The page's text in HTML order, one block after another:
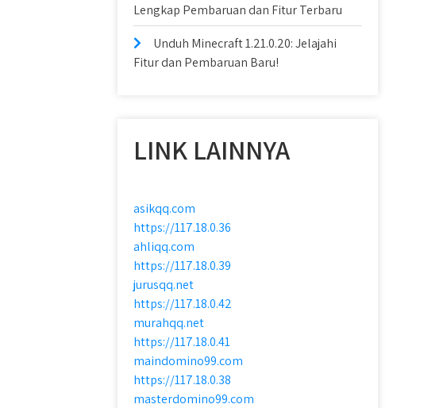
Lengkap Pembaruan dan Fitur Terbaru
Unduh Minecraft 1.21.0.20: Jelajahi
Fitur dan Pembaruan Baru!
LINK LAINNYA
asikqq.com
https://117.18.0.36
ahliqq.com
https://117.18.0.39
jurusqq.net
https://117.18.0.42
murahqq.net
https://117.18.0.41
maindomino99.com
https://117.18.0.38
masterdomino99.com